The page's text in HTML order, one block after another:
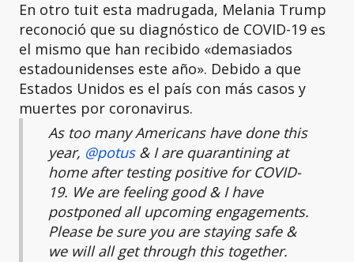
En otro tuit esta madrugada, Melania Trump
reconoció que su diagnóstico de COVID-19 es
el mismo que han recibido «demasiados
estadounidenses este año». Debido a que
Estados Unidos es el país con más casos y
muertes por coronavirus.
As too many Americans have done this
year, @potus& I are quarantining at
home after testing positive for COVID-
19. We are feeling good & I have
postponed all upcoming engagements.
Please be sure you are staying safe &
we will all get through this together.